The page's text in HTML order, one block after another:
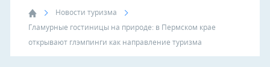
Новости туризма
Гламурные гостиницы на природе: в Пермском крае
открывают глэмпинги как направление туризма